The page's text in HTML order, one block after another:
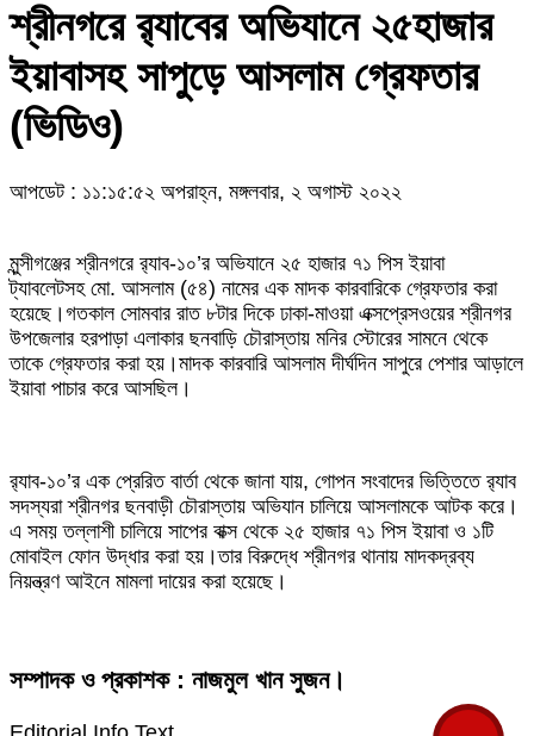
শ্রীনগরে র‌্যাবের অভিযানে ২৫হাজার
ইয়াবাসহ সাপুড়ে আসলাম গ্রেফতার
(ভিডিও)
আপডেট : ১১:১৫:৫২ অপরাহ্ন, মঙ্গলবার, ২ অগাস্ট ২০২২
মুন্সীগঞ্জের শ্রীনগরে র‌্যাব-১০’র অভিযানে ২৫ হাজার ৭১ পিস ইয়াবা
ট্যাবলেটসহ মো. আসলাম (৫৪) নামের এক মাদক কারবারিকে গ্রেফতার করা
হয়েছে।গতকাল সোমবার রাত ৮টার দিকে ঢাকা-মাওয়া এক্সপ্রেসওয়ের শ্রীনগর
উপজেলার হরপাড়া এলাকার ছনবাড়ি চৌরাস্তায় মনির স্টোরের সামনে থেকে
তাকে গ্রেফতার করা হয়।মাদক কারবারি আসলাম দীর্ঘদিন সাপুরে পেশার আড়ালে
ইয়াবা পাচার করে আসছিল।
র‌্যাব-১০’র এক প্রেরিত বার্তা থেকে জানা যায়, গোপন সংবাদের ভিত্তিতে র‌্যাব
সদস্যরা শ্রীনগর ছনবাড়ী চৌরাস্তায় অভিযান চালিয়ে আসলামকে আটক করে।
এ সময় তল্লাশী চালিয়ে সাপের বাক্স থেকে ২৫ হাজার ৭১ পিস ইয়াবা ও ১টি
মোবাইল ফোন উদ্ধার করা হয়।তার বিরুদ্ধে শ্রীনগর থানায় মাদকদ্রব্য
নিয়ন্ত্রণ আইনে মামলা দায়ের করা হয়েছে।
সম্পাদক ও প্রকাশক : নাজমুল খান সুজন।